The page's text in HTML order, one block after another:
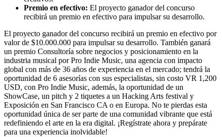
Premio en efectivo: El proyecto ganador del concurso
recibirá un premio en efectivo para impulsar su desarrollo.
El proyecto ganador del concurso recibirá un premio en efectivo por
valor de $10.000.000 para impulsar su desarrollo. También ganará
un premio Consultoría sobre negocios y posicionamiento en la
industria musical por Pro Indie Music, una agencia con impacto
global con más de 36 años de experiencia en el mercado; tendrá la
oportunidad de 6 asesorías con sus especialistas, sin costo VR 1,200
USD, con Pro Indie Music, además, la oportunidad de un
ShowCase, un pitch y 2 tiquetes a un Hacking Arts festival y
Exposición en San Francisco CA o en Europa. No te pierdas esta
oportunidad única de ser parte de una comunidad vibrante que está
redefiniendo el arte en la era digital. ¡Regístrate ahora y prepárate
para una experiencia inolvidable!